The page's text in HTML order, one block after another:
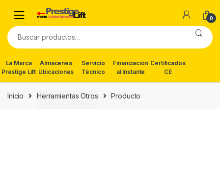
navigation
content
0
Buscar
por:
La Marca
Prestige Lift
Almacenes
Ubicaciones
Servicio
Técnico
Financiación
al Instante
Certificados
CE
Inicio Herramientas Otros Producto